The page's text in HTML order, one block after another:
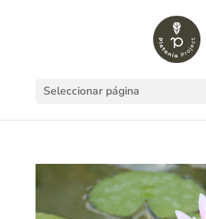
Seleccionar página